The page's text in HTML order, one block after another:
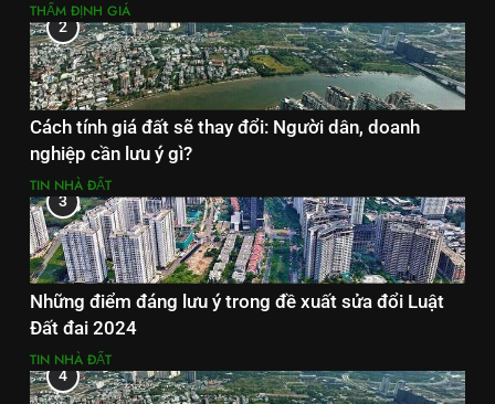
THẨM ĐỊNH GIÁ
2
Cách tính giá đất sẽ thay đổi: Người dân, doanh
nghiệp cần lưu ý gì?
TIN NHÀ ĐẤT
3
Những điểm đáng lưu ý trong đề xuất sửa đổi Luật
Đất đai 2024
TIN NHÀ ĐẤT
4